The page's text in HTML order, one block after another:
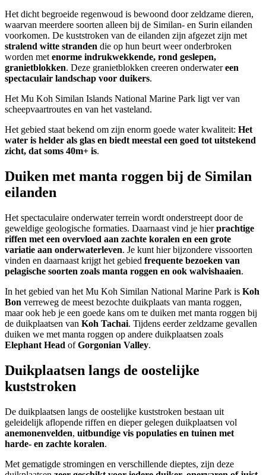
Het dicht begroeide regenwoud is bewoond door zeldzame dieren,
waarvan meerdere soorten alleen bij de Similan- en Surin eilanden
voorkomen. De kuststroken van de eilanden zijn afgezet zijn met
stralend witte stranden die op hun beurt weer onderbroken
worden met enorme indrukwekkende, rond geslepen,
granietblokken. Deze granietblokken creeren onderwatereen
spectaculair landschap voor duikers.
Het Mu Koh Similan Islands National Marine Park ligt ver van
scheepvaartroutes en van het vasteland.
Het gebied staat bekend om zijn enorm goede water kwaliteit: Het
water is helder als glas en biedt meestal een goed tot uitstekend
zicht, dat soms 40m+ is.
Duiken met manta roggen bij de Similan
eilanden
Het spectaculaire onderwater terrein wordt onderstreept door de
geweldige geologische formaties. Daarnaast vind je hierprachtige
riffen met een overvloed aan zachte koralen en een grote
variatie aan onderwaterleven. Je kunt hier bijzondere vissoorten
vinden en daarnaast krijgt het gebied frequente bezoeken van
pelagische soorten zoals manta roggen en ook walvishaaien.
In het gebied van het Mu Koh Similan National Marine Park is Koh
Bon verreweg de meest bezochte duikplaats van manta roggen,
maar ook heb je een goede kans om te duiken met manta roggen bij
de duikplaatsen van Koh Tachai. Tijdens eerder zeldzame gevallen
duiken we met manta roggen op andere duikplaatsen zoals
Elephant Head ofGorgonian Valley.
Duikplaatsen langs de oostelijke
kuststroken
De duikplaatsen langs de oostelijke kuststroken bestaan uit
geleidelijk aflopende riffen en dieper gelegen duikplaatsen vol
anemonenvelden, uitbundige vis populaties en tuinen met
harde- en zachte koralen.
Met gematigde stromingen en verschillende dieptes, zijn deze